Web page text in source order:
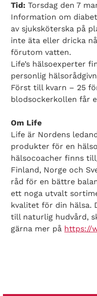
Search Diabetes
Tid: Torsdag den 7
Information om
av sjuksköterska på
inte äta eller dricka
förutom vatten.
Life’s hälsoexperter
personlig
Först till kvarn – 25
blodsockerkollen får
Om Life
Life är Nordens
produkter för en
hälsocoacher finns
Finland, Norge och
råd för en bättre
ett noga utvalt
kvalitet för din hälsa.
till naturlig hudvård,
gärna mer på https://